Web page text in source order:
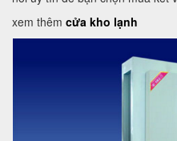
xem thêm cửa kho lạnh